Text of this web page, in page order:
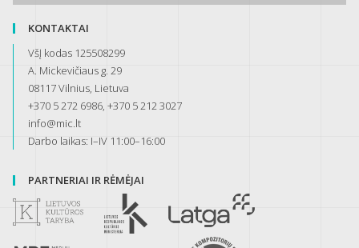
KONTAKTAI
VšĮ kodas 125508299
A. Mickevičiaus g. 29
08117 Vilnius, Lietuva
+370 5 272 6986, +370 5 212 3027
info@mic.lt
Darbo laikas: I–IV 11:00–16:00
PARTNERIAI IR RĖMĖJAI